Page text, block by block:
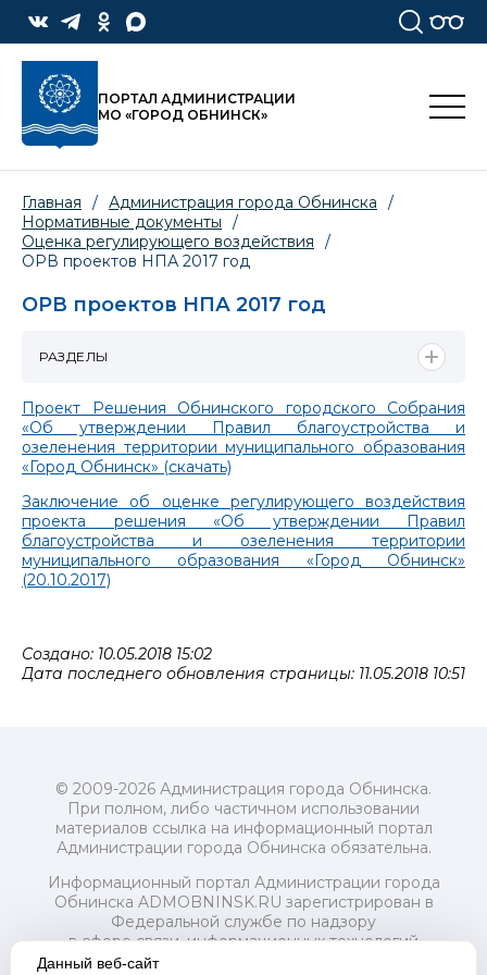
ПОРТАЛ АДМИНИСТРАЦИИ
МО «ГОРОД ОБНИНСК»
Главная / Администрация города Обнинска
/
Нормативные документы
/
Оценка регулирующего воздействия
/
ОРВ проектов НПА 2017 год
ОРВ проектов НПА 2017 год
Проект Решения Обнинского городского Собрания
«Об утверждении Правил благоустройства и
озеленения территории муниципального образования
«Город Обнинск» (скачать)
Заключение об оценке регулирующего воздействия
проекта решения «Об утверждении Правил
благоустройства и озеленения территории
муниципального образования «Город Обнинск»
(20.10.2017)
Создано: 10.05.2018 15:02
Дата последнего обновления страницы: 11.05.2018 10:51
РАЗДЕЛЫ
© 2009-2026 Администрация города Обнинска.
При полном, либо частичном использовании
материалов ссылка на информационный портал
Администрации города Обнинска обязательна.
Информационный портал Администрации города
Обнинска ADMOBNINSK.RU зарегистрирован в
Федеральной службе по надзору
в сфере связи, информационных технологий
и массовых коммуникаций (Роскомнадзор) 24 июля
Данный веб-сайт